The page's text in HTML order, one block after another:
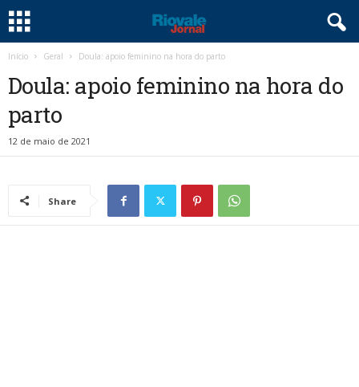
Início Geral Doula: apoio feminino na hora do parto
Doula: apoio feminino na hora do
parto
12 de maio de 2021
Share